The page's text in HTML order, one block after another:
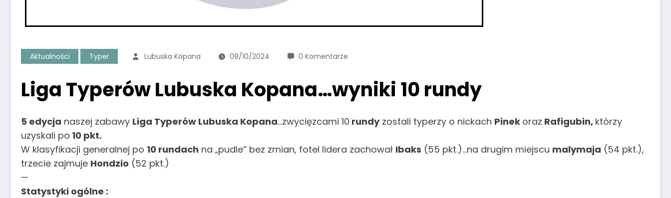
Aktualności Typer Lubuska Kopana 08/10/2024 0 Komentarze
Liga Typerów Lubuska Kopana…wyniki 10 rundy
5 edycja naszej zabawy Liga Typerów Lubuska Kopana…zwycięzcami 10 rundyzostali typerzy o nickach Pinek oraz Rafigubin, którzy
uzyskali po 10 pkt.
W klasyfikacji generalnej po 10 rundach na „pudle” bez zmian, fotel lidera zachował Ibaks (55 pkt.)…na drugim miejscu malymaja (54 pkt.),
trzecie zajmuje Hondzio (52 pkt.)
—
Statystyki ogólne :